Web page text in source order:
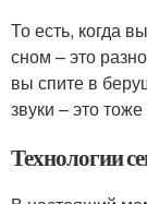
То есть, когда
сном – это
вы спите в
звуки – это
Технологии